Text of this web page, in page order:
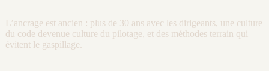
L’ancrage est ancien : plus de 30 ans avec les dirigeants, une culture
du code devenue culture du pilotage, et des méthodes terrain qui
évitent le gaspillage.